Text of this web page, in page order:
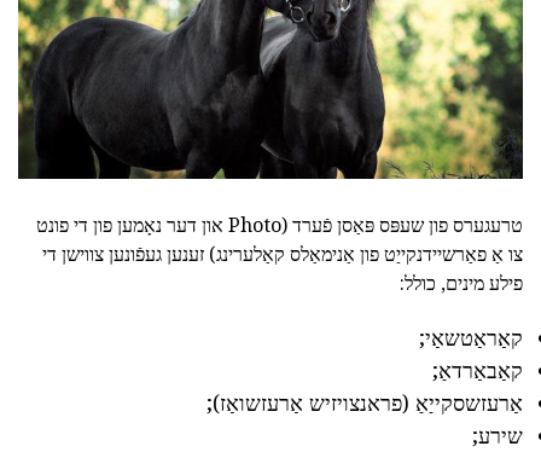
טרעגערס פון שעפּס פּאַסן פֿערד (Photo און דער נאָמען פון די פונט
צו אַ פאַרשיידנקייַט פון אַנימאַלס קאַלערינג) זענען געפֿונען צווישן די
פילע מינים, כולל:
קאַראַטשאַי;
קאַבאַרדאַ;
אַרעזשסקייַאַ (פראנצויזיש אַרעזשואַז);
שירע;